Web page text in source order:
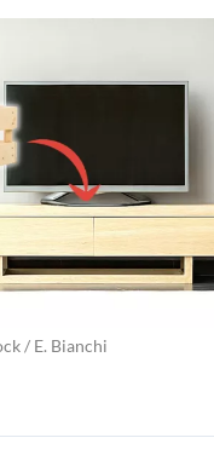
/ E. Bianchi